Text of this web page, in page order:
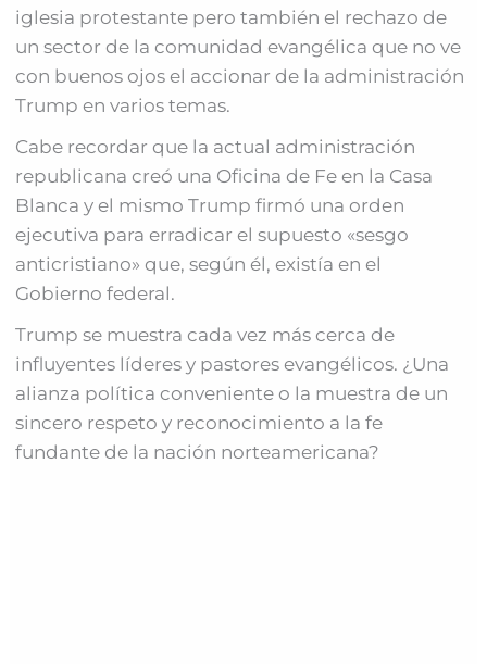
iglesia protestante pero también el rechazo de
un sector de la comunidad evangélica que no ve
con buenos ojos el accionar de la administración
Trump en varios temas.
Cabe recordar que la actual administración
republicana creó una Oficina de Fe en la Casa
Blanca y el mismo Trump firmó una orden
ejecutiva para erradicar el supuesto «sesgo
anticristiano» que, según él, existía en el
Gobierno federal.
Trump se muestra cada vez más cerca de
influyentes líderes y pastores evangélicos. ¿Una
alianza política conveniente o la muestra de un
sincero respeto y reconocimiento a la fe
fundante de la nación norteamericana?